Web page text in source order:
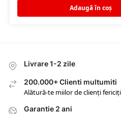
Adaugă în coș
Livrare 1-2 zile
200.000+ Clienti multumiti
Alătură-te miilor de clienți
Garantie 2 ani